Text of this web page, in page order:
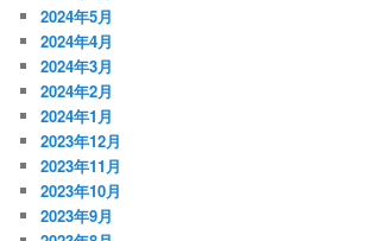
2024年5月
2024年4月
2024年3月
2024年2月
2024年1月
2023年12月
2023年11月
2023年10月
2023年9月